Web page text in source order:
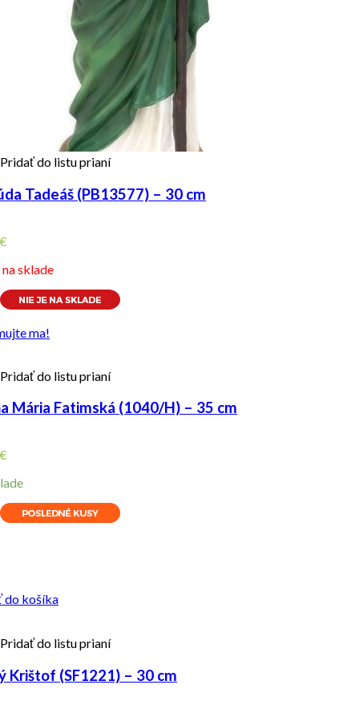
Pridať do listu prianí
Tadeáš (PB13577) – 30 cm
€
sklade
ma!
Pridať do listu prianí
Mária Fatimská (1040/H) – 35 cm
€
do košíka
Pridať do listu prianí
Krištof (SF1221) – 30 cm